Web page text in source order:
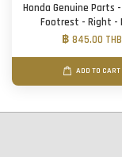
Honda Genuine Parts -
Footrest - Right -
฿ 845.00 THB
ADD TO CART